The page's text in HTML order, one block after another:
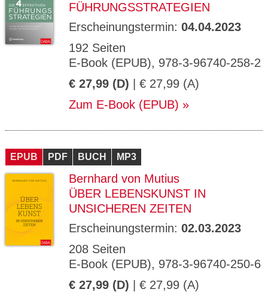
FÜHRUNGSSTRATEGIEN
Erscheinungstermin: 04.04.2023
192 Seiten
E-Book (EPUB), 978-3-96740-258-2
€ 27,99 (D) | € 27,99 (A)
Zum E-Book (EPUB)
EPUB PDF BUCH MP3
Bernhard von Mutius
ÜBER LEBENSKUNST IN
UNSICHEREN ZEITEN
Erscheinungstermin: 02.03.2023
208 Seiten
E-Book (EPUB), 978-3-96740-250-6
€ 27,99 (D) | € 27,99 (A)